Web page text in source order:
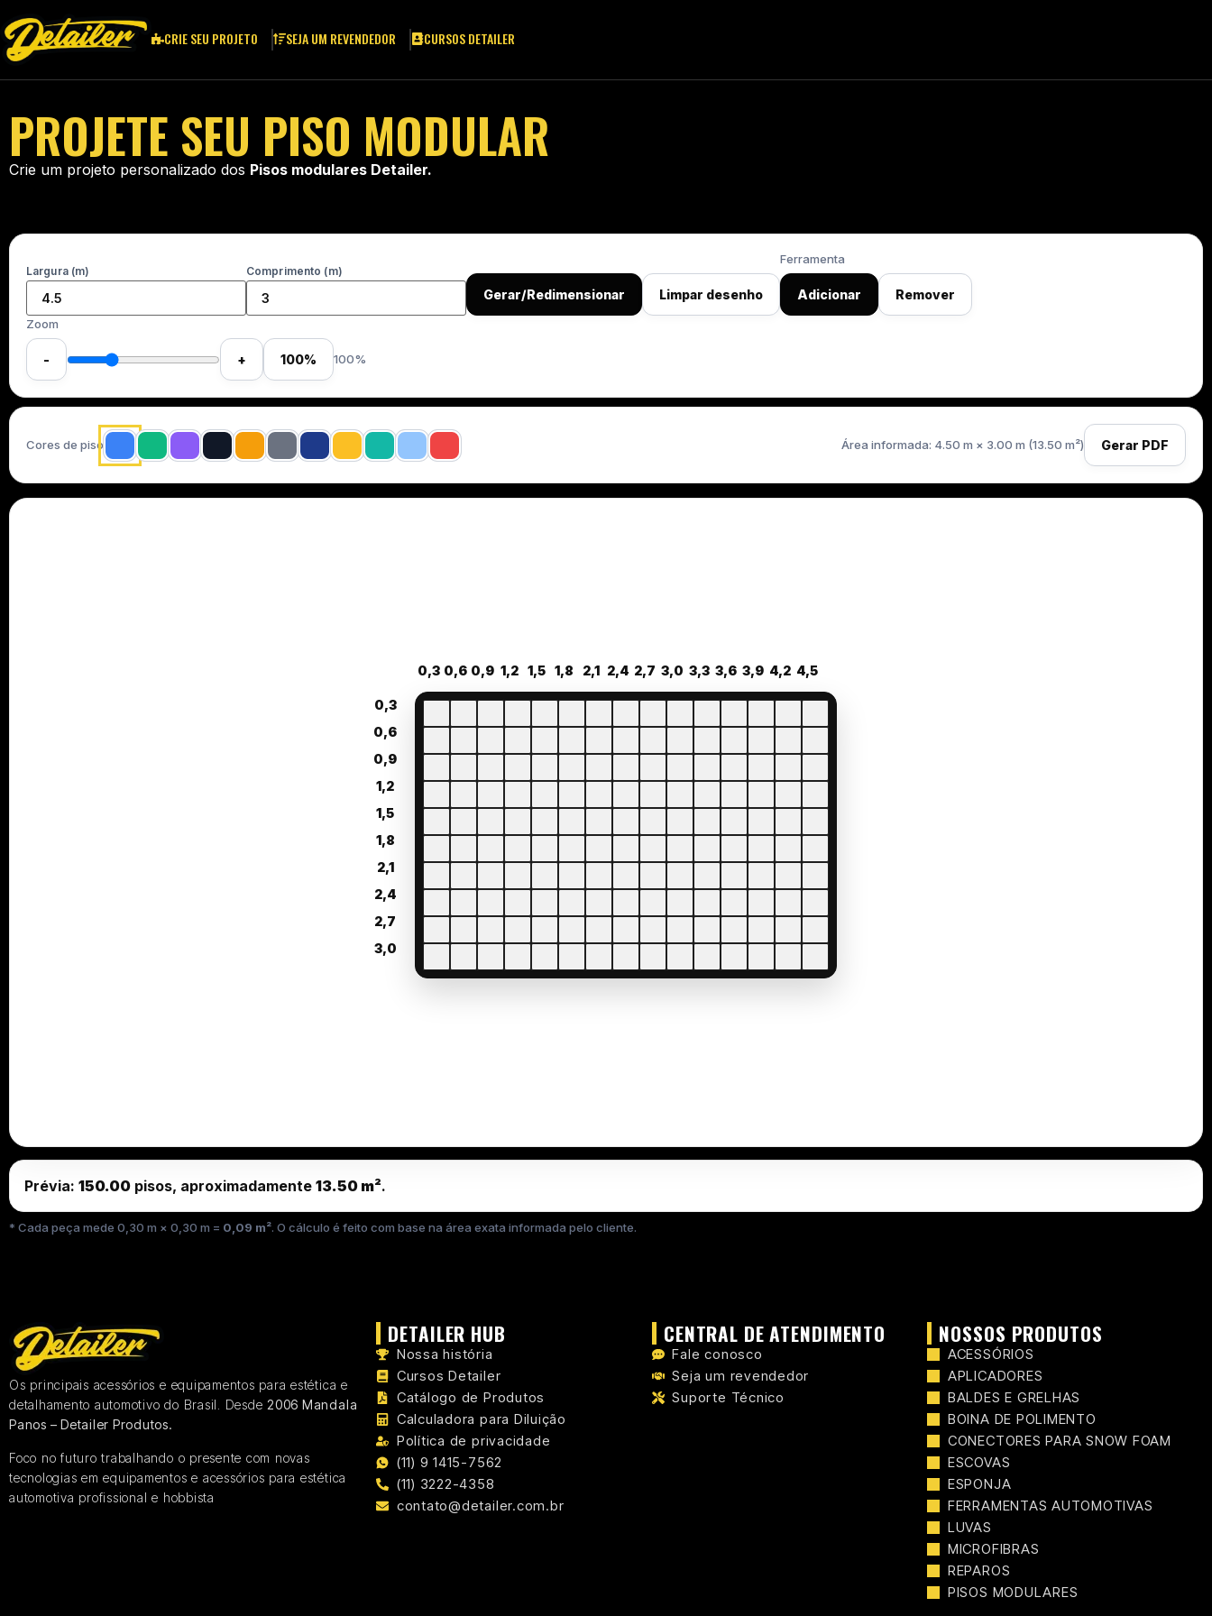
CRIE SEU PROJETO SEJA UM REVENDEDOR CURSOS DETAILER
PROJETE SEU PISO MODULAR
Crie um projeto personalizado dos Pisos modulares Detailer.
Largura (m) Comprimento (m)
Gerar/Redimensionar Limpar desenho
Ferramenta
Adicionar Remover
Zoom
- + 100% 100%
Cores de piso Área informada: 4.50 m × 3.00 m (13.50 m²) Gerar PDF
0,3 0,6 0,9 1,2 1,5 1,8 2,1 2,4 2,7 3,0 3,3 3,6 3,9 4,2 4,5
0,3
0,6
0,9
1,2
1,5
1,8
2,1
2,4
2,7
3,0
Prévia: 150.00 pisos, aproximadamente 13.50 m².
* Cada peça mede 0,30 m × 0,30 m = 0,09 m². O cálculo é feito com base na área exata informada pelo cliente.
Os principais acessórios e equipamentos para estética e
detalhamento automotivo do Brasil. Desde 2006 Mandala
Panos – Detailer Produtos.
Foco no futuro trabalhando o presente com novas
tecnologias em equipamentos e acessórios para estética
automotiva profissional e hobbista
DETAILER HUB
Nossa história
Cursos Detailer
Catálogo de Produtos
Calculadora para Diluição
Política de privacidade
(11) 9 1415-7562
(11) 3222-4358
contato@detailer.com.br
CENTRAL DE ATENDIMENTO
Fale conosco
Seja um revendedor
Suporte Técnico
NOSSOS PRODUTOS
ACESSÓRIOS
APLICADORES
BALDES E GRELHAS
BOINA DE POLIMENTO
CONECTORES PARA SNOW FOAM
ESCOVAS
ESPONJA
FERRAMENTAS AUTOMOTIVAS
LUVAS
MICROFIBRAS
REPAROS
PISOS MODULARES